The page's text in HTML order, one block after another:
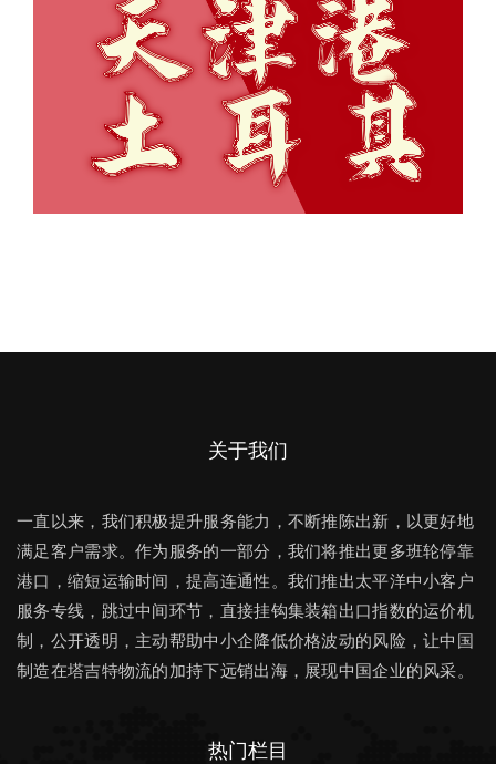
关于我们
一直以来，我们积极提升服务能力，不断推陈出新，以更好地
满足客户需求。作为服务的一部分，我们将推出更多班轮停靠
港口，缩短运输时间，提高连通性。我们推出太平洋中小客户
服务专线，跳过中间环节，直接挂钩集装箱出口指数的运价机
制，公开透明，主动帮助中小企降低价格波动的风险，让中国
制造在塔吉特物流的加持下远销出海，展现中国企业的风采。
热门栏目